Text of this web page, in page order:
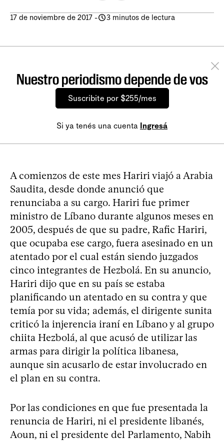
17 de noviembre de 2017 - 3 minutos de lectura
Nuestro periodismo depende de vos
Suscribite por $255/mes
Si ya tenés una cuenta Ingresá
A comienzos de este mes Hariri viajó a Arabia
Saudita, desde donde anunció que
renunciaba a su cargo. Hariri fue primer
ministro de Líbano durante algunos meses en
2005, después de que su padre, Rafic Hariri,
que ocupaba ese cargo, fuera asesinado en un
atentado por el cual están siendo juzgados
cinco integrantes de Hezbolá. En su anuncio,
Hariri dijo que en su país se estaba
planificando un atentado en su contra y que
temía por su vida; además, el dirigente sunita
criticó la injerencia iraní en Líbano y al grupo
chiita Hezbolá, al que acusó de utilizar las
armas para dirigir la política libanesa,
aunque sin acusarlo de estar involucrado en
el plan en su contra.
Por las condiciones en que fue presentada la
renuncia de Hariri, ni el presidente libanés,
Aoun, ni el presidente del Parlamento, Nabih